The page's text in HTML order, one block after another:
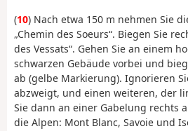
(10) Nach etwa 150 m nehmen Sie
„Chemin des Soeurs“. Biegen Sie
des Vessats“. Gehen Sie an einem
schwarzen Gebäude vorbei und
ab (gelbe Markierung). Ignorieren
abzweigt, und einen weiteren, der
Sie dann an einer Gabelung rechts
die Alpen: Mont Blanc, Savoie und